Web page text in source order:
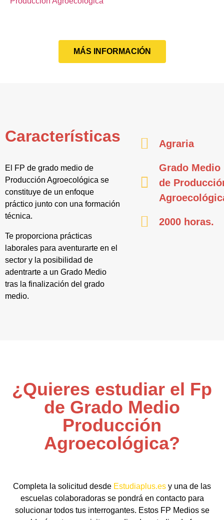
MÁS INFORMACIÓN
Características
El FP de grado medio de
Producción Agroecológica se
constituye de un enfoque
práctico junto con una formación
técnica.
Te proporciona prácticas
laborales para aventurarte en el
sector y la posibilidad de
adentrarte a un Grado Medio
tras la finalización del grado
medio.
Agraria
Grado Medio
de
2000 horas.
¿Quieres estudiar el Fp
de Grado Medio
Producción
Agroecológica?
Completa la solicitud desde Estudiaplus.es y una de las
escuelas colaboradoras se pondrá en contacto para
solucionar todos tus interrogantes. Estos FP Medios se